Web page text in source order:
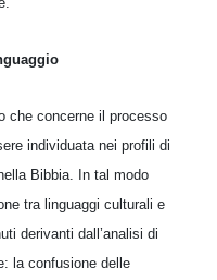
che concerne il processo
individuata nei profili di
Bibbia. In tal modo
tra linguaggi culturali e
derivanti dall’analisi di
la confusione delle